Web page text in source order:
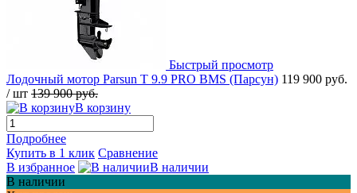
Быстрый просмотр
Лодочный мотор Parsun T 9.9 PRO BMS (Парсун) 119 900 руб.
/ шт 139 900 руб.
В корзину
Подробнее
Купить в 1 клик Сравнение
В избранное
В наличии
В наличии